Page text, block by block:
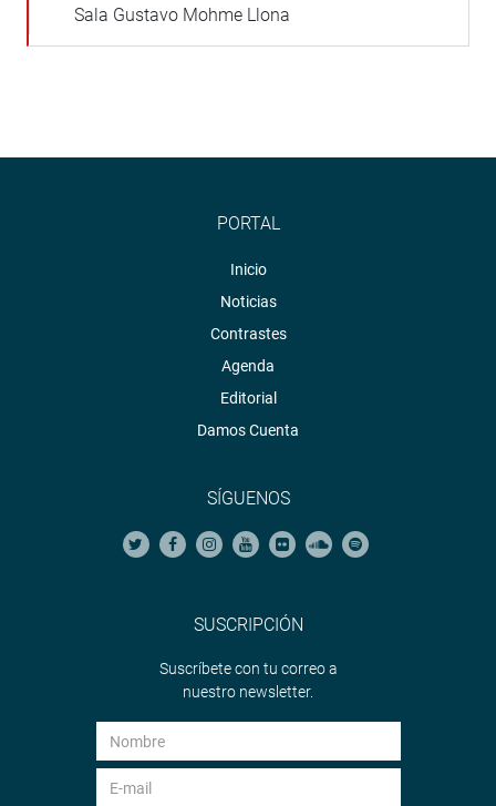
Sala Gustavo Mohme Llona
PORTAL
Inicio
Noticias
Contrastes
Agenda
Editorial
Damos Cuenta
SÍGUENOS
SUSCRIPCIÓN
Suscríbete con tu correo a
nuestro newsletter.